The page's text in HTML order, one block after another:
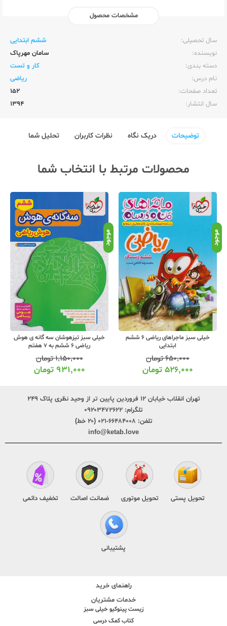
مشخصات محصول
سال تحصیلی:‌
ششم ابتدایی
نویسنده:‌
سامان مهرپاک
دسته بندی:
کار و تست
نام درس:
ریاضی
تعداد صفحات:‌
152
سال انتشار:‌
1394
توضیحات دریک نگاه نظرات کاربران تحلیل شما
محصولات مرتبط با انتخاب شما
موجود
خیلی سبز تیزهوشان سه گانه ی هوش
۱,۱۵۰,۰۰۰تومان
۹۳۱,۰۰۰ تومان
موجود
خیلی سبز کار ریاضی 6 ششم ابتدایی
۸۴۰,۰۰۰تومان
۶۸۰,۰۰۰تومان
تهران انقلاب خیابان ۱۲ فروردین پایین تر از وحید نظری پلاک ۲۴۹
تلگرام: ۰۹۲۰۳۴۷۲۶۲۲
تلفن: ۶۶۴۸۴۰۰۸-۰۲۱ (۲۰ خط)
info@ketab.love
تحویل پستی تحویل موتوری ضمانت اصالت تخفیف دائمی
پشتیبانی
راهنمای خرید
خدمات مشتریان
زیست پینوکیو خیلی سبز
کتاب کمک درسی